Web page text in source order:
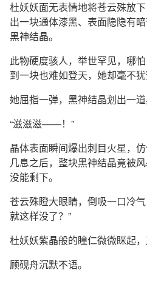
杜妖妖面无表情地将苍云殊放
出一块通体漆黑、表面隐隐有
黑神结晶。
此物硬度骇人，举世罕见，哪
到一块也难如登天，她却毫不犹
她屈指一弹，黑神结晶划出一道
“滋滋滋——！”
晶体表面瞬间爆出刺目火星，
几息之后，整块黑神结晶竟被
没能剩下。
苍云殊瞪大眼睛，倒吸一口冷
就这样没了？”
杜妖妖紫晶般的瞳仁微微眯起
顾砚舟沉默不语。